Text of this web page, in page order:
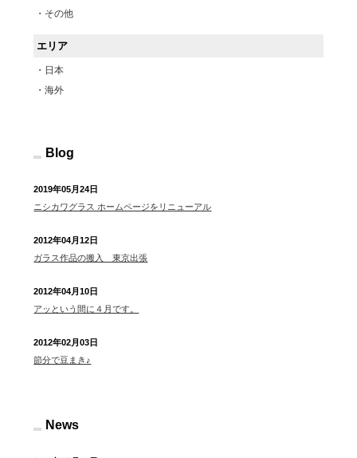
その他
エリア
日本
海外
Blog
2019年05月24日
ニシカワグラス ホームページをリニューアル
2012年04月12日
ガラス作品の搬入 東京出張
2012年04月10日
アッという間に４月です。
2012年02月03日
節分で豆まき♪
News